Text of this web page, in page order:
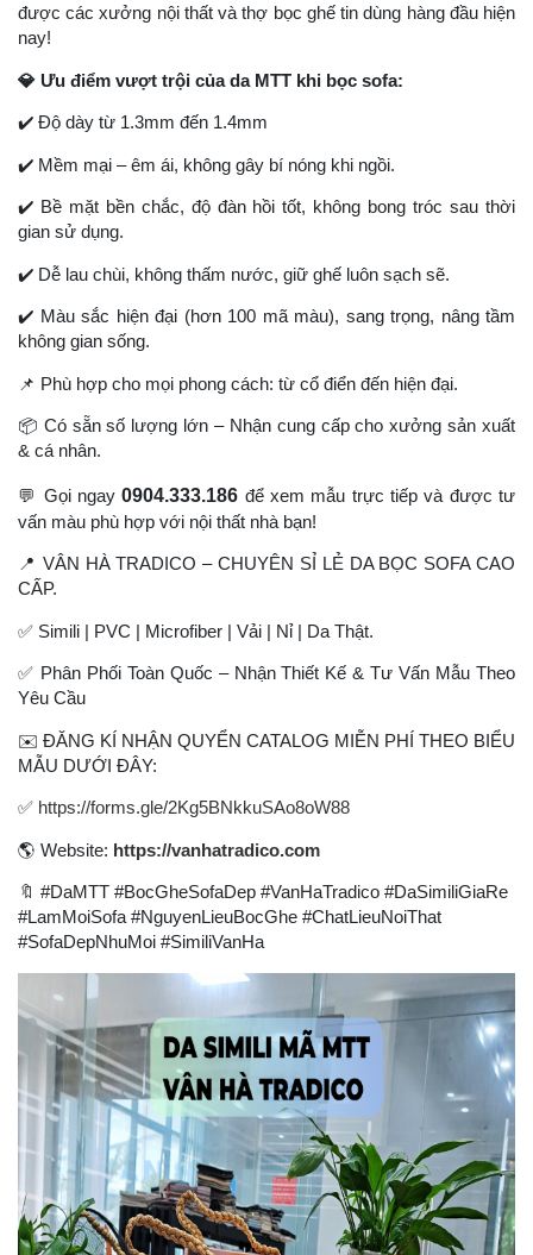
được các xưởng nội thất và thợ bọc ghế tin dùng hàng đầu hiện
nay!
💎 Ưu điểm vượt trội của da MTT khi bọc sofa:
✔ ️ Độ dày từ 1.3mm đến 1.4mm
✔ ️ Mềm mại – êm ái, không gây bí nóng khi ngồi.
✔ ️ Bề mặt bền chắc, độ đàn hồi tốt, không bong tróc sau thời
gian sử dụng.
✔ ️ Dễ lau chùi, không thấm nước, giữ ghế luôn sạch sẽ.
✔ ️ Màu sắc hiện đại (hơn 100 mã màu), sang trọng, nâng tầm
không gian sống.
📌 Phù hợp cho mọi phong cách: từ cổ điển đến hiện đại.
📦 Có sẵn số lượng lớn – Nhận cung cấp cho xưởng sản xuất
& cá nhân.
💬 Gọi ngay0904.333.186 để xem mẫu trực tiếp và được tư
vấn màu phù hợp với nội thất nhà bạn!
📍 VÂN HÀ TRADICO – CHUYÊN SỈ LẺ DA BỌC SOFA CAO
CẤP.
✅ Simili | PVC | Microfiber | Vải | Nỉ | Da Thật.
✅ Phân Phối Toàn Quốc – Nhận Thiết Kế & Tư Vấn Mẫu Theo
Yêu Cầu
✉ ️ ĐĂNG KÍ NHẬN QUYỂN CATALOG MIỄN PHÍ THEO BIỂU
MẪU DƯỚI ĐÂY:
✅ https://forms.gle/2Kg5BNkkuSAo8oW88
🌎 Website: https://vanhatradico.com
🔖 #DaMTT #BocGheSofaDep #VanHaTradico #DaSimiliGiaRe
#LamMoiSofa #NguyenLieuBocGhe #ChatLieuNoiThat
#SofaDepNhuMoi #SimiliVanHa